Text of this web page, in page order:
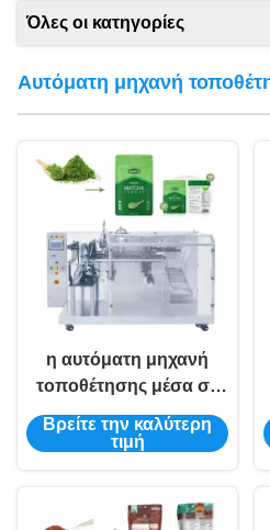
Όλες οι κατηγορίες
Αυτόματη μηχανή
η αυτόματη μηχανή
τοποθέτησης μέσα σε
σάκκο σκονών 380V
Matcha
Βρείτε την καλύτερη
τιμή